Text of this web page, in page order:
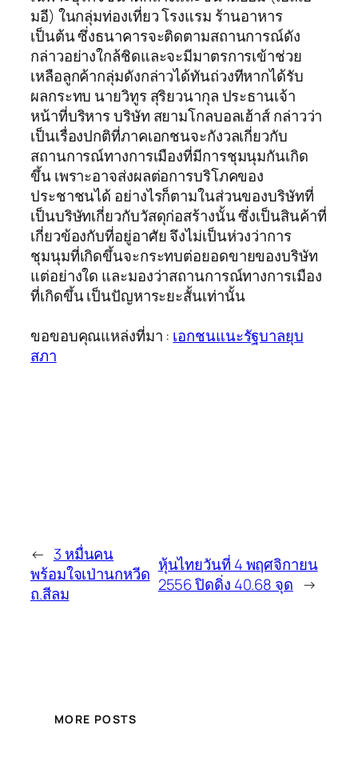
มอี) ในกลุ่มท่องเที่ยว โรงแรม ร้านอาหาร
เป็นต้น ซึ่งธนาคารจะติดตามสถานการณ์ดัง
กล่าวอย่างใกล้ชิดและจะมีมาตรการเข้าช่วย
เหลือลูกค้ากลุ่มดังกล่าวได้ทันถ่วงทีหากได้รับ
ผลกระทบ นายวิทูร สุริยวนากุล ประธานเจ้า
หน้าที่บริหาร บริษัท สยามโกลบอลเฮ้าส์ กล่าวว่า
เป็นเรื่องปกติที่ภาคเอกชนจะกังวลเกี่ยวกับ
สถานการณ์ทางการเมืองที่มีการชุมนุมกันเกิด
ขึ้น เพราะอาจส่งผลต่อการบริโภคของ
ประชาชนได้ อย่างไรก็ตามในส่วนของบริษัทที่
เป็นบริษัทเกี่ยวกับวัสดุก่อสร้างนั้น ซึ่งเป็นสินค้าที่
เกี่ยวข้องกับที่อยู่อาศัย จึงไม่เป็นห่วงว่าการ
ชุมนุมที่เกิดขึ้นจะกระทบต่อยอดขายของบริษัท
แต่อย่างใด และมองว่าสถานการณ์ทางการเมือง
ที่เกิดขึ้น เป็นปัญหาระยะสั้นเท่านั้น
ขอขอบคุณแหล่งที่มา : เอกชนแนะรัฐบาลยุบ
สภา
← 3 หมื่นคน
พร้อมใจเป่านกหวีด
ถ.สีลม
หุ้นไทยวันที่ 4 พฤศจิกายน
2556 ปิดดิ่ง 40.68 จุด →
MORE POSTS